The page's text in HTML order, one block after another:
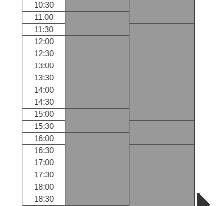
10:30
11:00
11:30
12:00
12:30
13:00
13:30
14:00
14:30
15:00
15:30
16:00
16:30
17:00
17:30
18:00
18:30